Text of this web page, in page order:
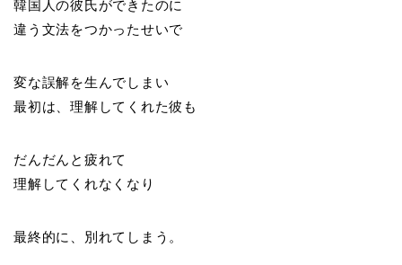
韓国人の彼氏ができたのに
違う文法をつかったせいで
変な誤解を生んでしまい
最初は、理解してくれた彼も
だんだんと疲れて
理解してくれなくなり
最終的に、別れてしまう。